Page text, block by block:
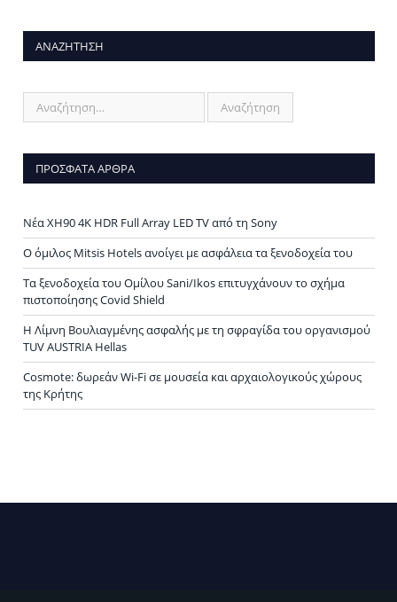
ΑΝΑΖΉΤΗΣΗ
ΠΡΌΣΦΑΤΑ ΆΡΘΡΑ
Νέα XH90 4K HDR Full Array LED TV από τη Sony
Ο όμιλος Mitsis Hotels ανοίγει με ασφάλεια τα ξενοδοχεία του
Τα ξενοδοχεία του Ομίλου Sani/Ikos επιτυγχάνουν το σχήμα
πιστοποίησης Covid Shield
H Λίμνη Βουλιαγμένης ασφαλής με τη σφραγίδα του οργανισμού
TUV AUSTRIA Hellas
Cosmote: δωρεάν Wi-Fi σε μουσεία και αρχαιολογικούς χώρους
της Κρήτης